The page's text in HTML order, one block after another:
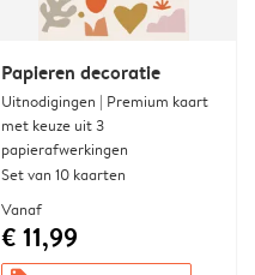
Papieren decoratie
Uitnodigingen | Premium kaart
met keuze uit 3
papierafwerkingen
Set van 10 kaarten
Vanaf
€ 11,99